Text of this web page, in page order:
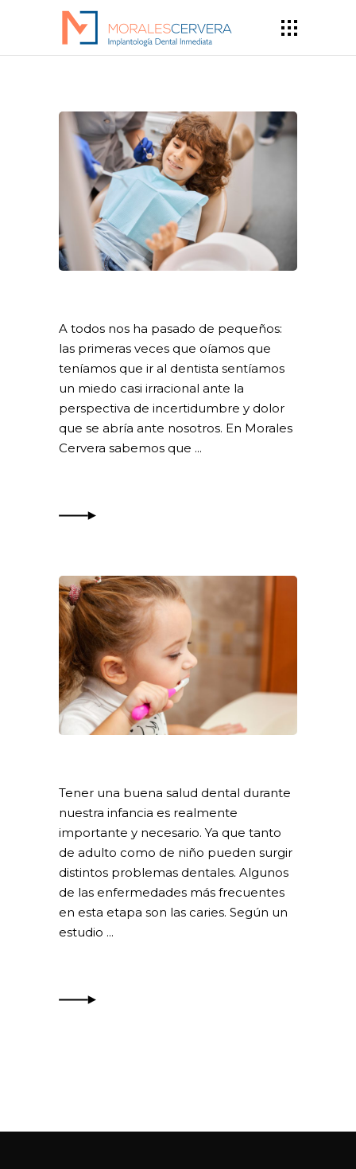
A todos nos ha pasado de pequeños:
las primeras veces que oíamos que
teníamos que ir al dentista sentíamos
un miedo casi irracional ante la
perspectiva de incertidumbre y dolor
que se abría ante nosotros. En Morales
Cervera sabemos que
Tener una buena salud dental durante
nuestra infancia es realmente
importante y necesario. Ya que tanto
de adulto como de niño pueden surgir
distintos problemas dentales. Algunos
de las enfermedades más frecuentes
en esta etapa son las caries. Según un
estudio